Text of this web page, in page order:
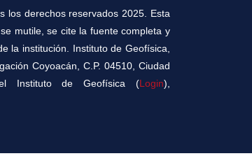
los derechos reservados 2025. Esta
mutile, se cite la fuente completa y
la institución. Instituto de Geofísica,
Coyoacán, C.P. 04510, Ciudad
Instituto de Geofísica (Login),